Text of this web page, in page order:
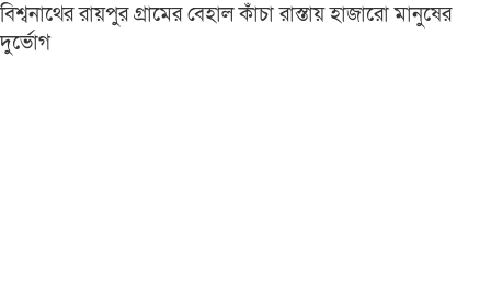
বিশ্বনাথের রায়পুর গ্রামের বেহাল কাঁচা রাস্তায় হাজারো মানুষের
দুর্ভোগ